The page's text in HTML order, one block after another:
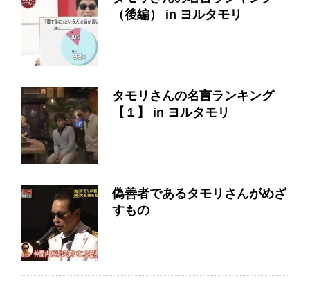
（後編） in ヨルタモリ
タモリさんの名言ランキング
【１】 in ヨルタモリ
偽善者であるタモリさんがめざ
すもの